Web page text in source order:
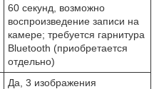
60 секунд, возможно
воспроизведение записи на
камере; требуется гарнитура
Bluetooth (приобретается
отдельно)
Да, 3 изображения